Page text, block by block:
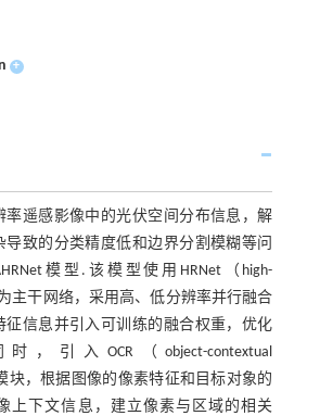
+
率遥感影像中的光伏空间分布信息，解
导致的分类精度低和边界分割模糊等问
模型.该模型使用HRNet（high-
主干网络，采用高、低分辨率并行融合
征信息并引入可训练的融合权重，优化
引入OCR（object-contextual
块，根据图像的像素特征和目标对象的
上下文信息，建立像素与区域的相关